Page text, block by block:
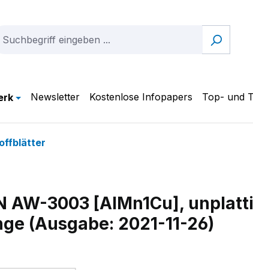
Newsletter Kostenlose Infopapers Top- und
AW-3003 [AlMn1Cu],
(Ausgabe: 2021-11-26)